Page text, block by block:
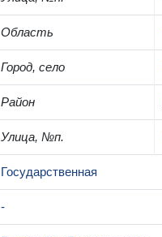
Область
Город, село
Район
Улица, №п.
Государственная
-